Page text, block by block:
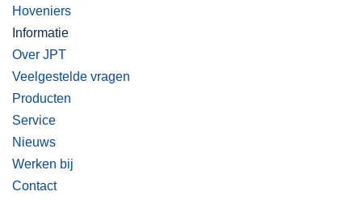
Hoveniers
Informatie
Over JPT
Veelgestelde vragen
Producten
Service
Nieuws
Werken bij
Contact